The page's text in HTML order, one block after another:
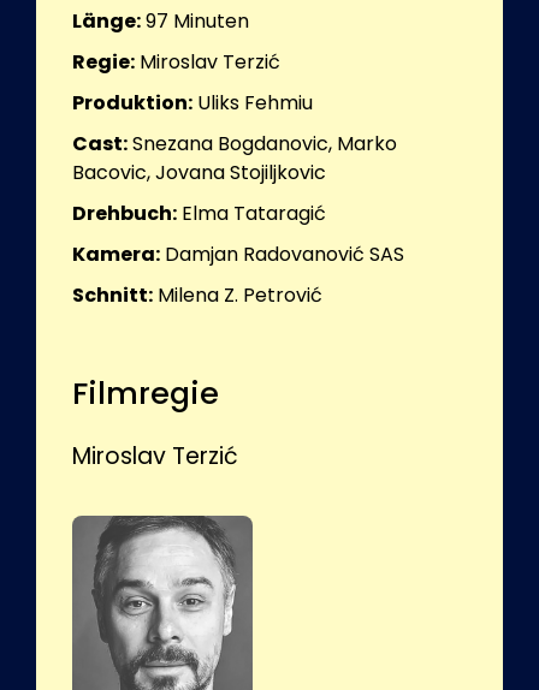
Länge:97 Minuten
Regie: Miroslav Terzić
Produktion: Uliks Fehmiu
Cast:Snezana Bogdanovic, Marko
Bacovic, Jovana Stojiljkovic
Drehbuch: Elma Tataragić
Kamera: Damjan Radovanović SAS
Schnitt: Milena Z. Petrović
Filmregie
Miroslav Terzić